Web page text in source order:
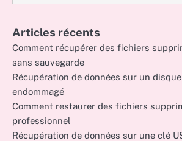
Articles récents
Comment récupérer des fichiers
sans sauvegarde
Récupération de données sur un
endommagé
Comment restaurer des fichiers
professionnel
Récupération de données sur une clé